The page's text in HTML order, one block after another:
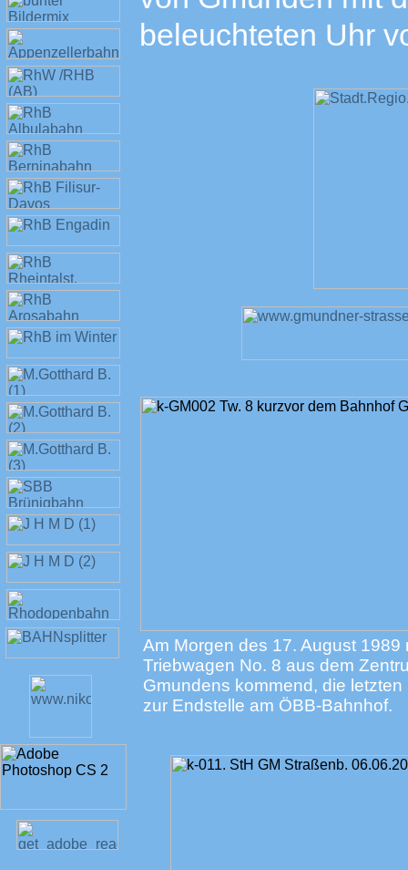
beleuchteten Uhr
Am Morgen des 17. August 1989
Triebwagen No. 8 aus dem
Gmundens kommend, die letzten
zur Endstelle am ÖBB-Bahnhof.